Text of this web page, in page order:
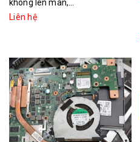
không lên màn,...
Liên hệ